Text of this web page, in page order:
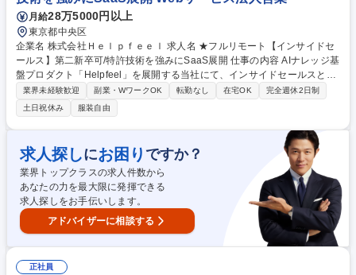
月給28万5000円以上
東京都中央区
企業名 株式会社Ｈｅｌｐｆｅｅｌ 求人名 ★フルリモート【インサイドセ
ールス】第二新卒可/特許技術を強みにSaaS展開 仕事の内容 AIナレッジ基
盤プロダクト「Helpfeel」を展開する当社にて、インサイドセールスとし
て継続的な関係構築とヒアリングを通じた新規商談獲得をお任せします。
【具体的には】新規商談の創出のためのアプローチを中心に、CACを意識
した改善提案までお任せします。■電話、メール、SNSを活用したアプロ
ーチ■CACの改善提案■マーケティングチームやフィールドセールスとの
連携【仕事の魅力】経営視点を養うことができ、CACを中心に様々な指標
を意識しながら営業活動を行っております。経営者との距離も近い分、経
営視点を持ちながらキャリアを築くことができます。 募集職種 ★フルリ
モート【インサイドセールス】第二新卒可/特許技術を強みにSaaS展開
業界未経験歓迎 副業・WワークOK 転勤なし 在宅OK
完全週休2日制
土日祝休み
服装自由
求人探しにお困り ですか？
業界トップクラスの求人件数から
あなたの力を最大限に発揮できる
求人探しをお手伝いします。
アドバイザーに相談する
正社員